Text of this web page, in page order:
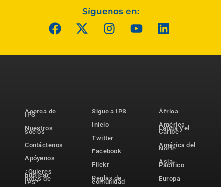
Síguenos en:
Acerca de
IPS
Nuestros
socios
Contáctenos
Apóyenos
¿Quieres
publicar
notas de
IPS?
Sigue a IPS
Inicio
Twitter
Facebook
Flickr
Reglas de
comunidad
África
América
Latina y el
Caribe
América del
Norte
Asia-
Pacífico
Europa